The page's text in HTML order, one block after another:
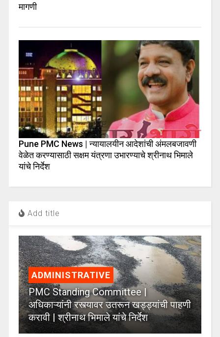
मागणी
Pune PMC News | न्यायालयीन आदेशांची अंमलबजावणी
वेळेत करण्यासाठी सक्षम यंत्रणा उभारण्याचे श्रीनाथ भिमाले
यांचे निर्देश
Add title
ADMINISTRATIVE
PMC Standing Committee |
अधिकाऱ्यांनी रस्त्यावर उतरून खड्ड्यांची पाहणी
करावी | श्रीनाथ भिमाले यांचे निर्देश